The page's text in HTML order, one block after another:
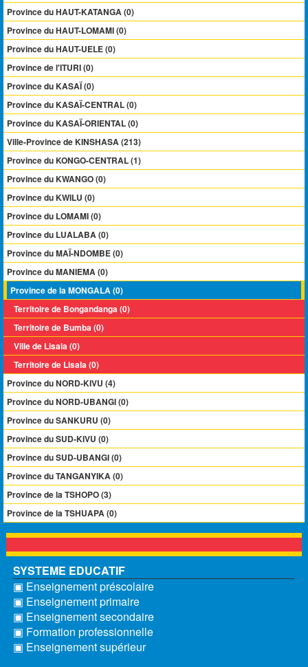
Province du HAUT-KATANGA (0)
Province du HAUT-LOMAMI (0)
Province du HAUT-UELE (0)
Province de l'ITURI (0)
Province du KASAÏ (0)
Province du KASAÏ-CENTRAL (0)
Province du KASAÏ-ORIENTAL (0)
Ville-Province de KINSHASA (213)
Province du KONGO-CENTRAL (1)
Province du KWANGO (0)
Province du KWILU (0)
Province du LOMAMI (0)
Province du LUALABA (0)
Province du MAÏ-NDOMBE (0)
Province du MANIEMA (0)
Province de la MONGALA (0)
Territoire de Bongandanga (0)
Territoire de Bumba (0)
Ville de Lisala (0)
Territoire de Lisala (0)
Province du NORD-KIVU (4)
Province du NORD-UBANGI (0)
Province du SANKURU (0)
Province du SUD-KIVU (0)
Province du SUD-UBANGI (0)
Province du TANGANYIKA (0)
Province de la TSHOPO (3)
Province de la TSHUAPA (0)
SYSTEME EDUCATIF
▣ Enseignement préscolaire
▣ Enseignement primaire
▣ Enseignement secondaire
▣ Formation professionnelle
▣ Enseignement supérieur